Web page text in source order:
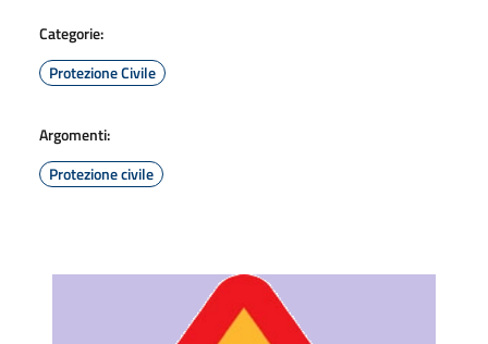
Categorie:
Protezione Civile
Argomenti:
Protezione civile